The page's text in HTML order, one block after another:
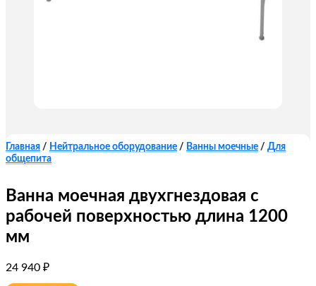
Главная / Нейтральное оборудование / Ванны моечные / Для
общепита
Ванна моечная двухгнездовая с
рабочей поверхностью длина 1200
мм
24 940 ₽